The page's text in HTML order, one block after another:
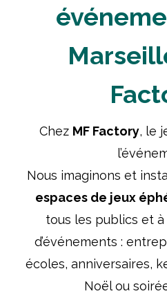
Chez MF Factory, le
Nous imaginons et
espaces de jeux
tous les publics et
d’événements :
écoles, anniversaires,
Noël ou